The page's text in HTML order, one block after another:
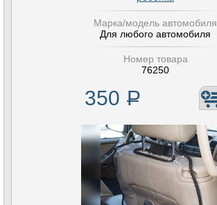
Марка/модель автомобиля
Для любого автомобиля
Номер товара
76250
350 Р